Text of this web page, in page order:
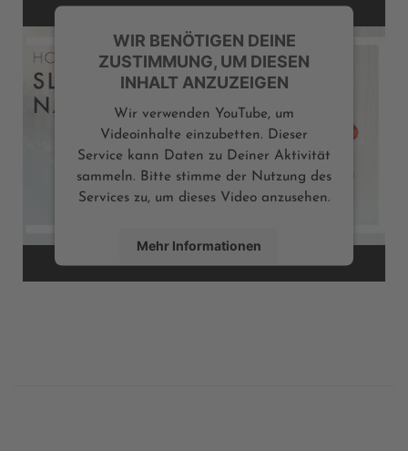
WIR BENÖTIGEN DEINE
ZUSTIMMUNG, UM DIESEN
INHALT ANZUZEIGEN
Wir verwenden YouTube, um
Videoinhalte einzubetten. Dieser
Service kann Daten zu Deiner Aktivität
sammeln. Bitte stimme der Nutzung des
Services zu, um dieses Video anzusehen.
Mehr Informationen